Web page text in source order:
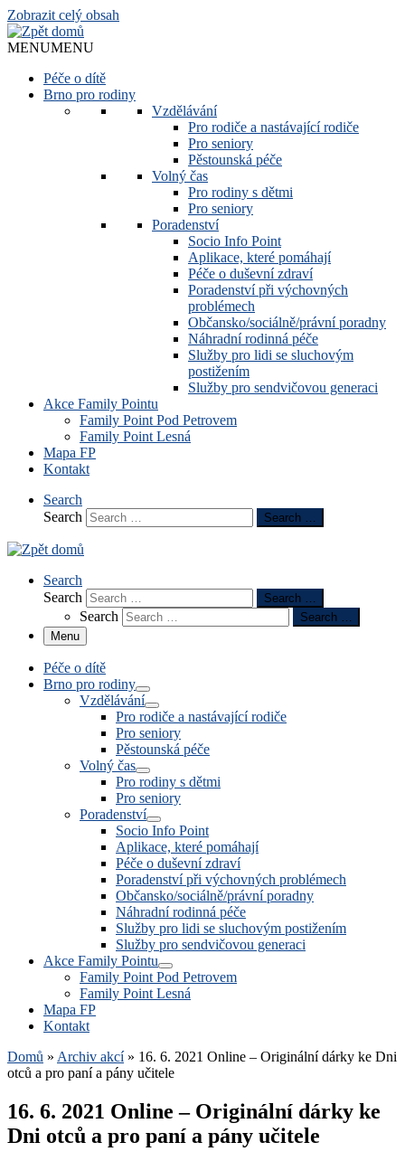
Zobrazit celý obsah
MENUMENU
Péče o dítě
Brno pro rodiny
Vzdělávání
Pro rodiče a nastávající rodiče
Pro seniory
Pěstounská péče
Volný čas
Pro rodiny s dětmi
Pro seniory
Poradenství
Socio Info Point
Aplikace, které pomáhají
Péče o duševní zdraví
Poradenství při výchovných
problémech
Občansko/sociálně/právní poradny
Náhradní rodinná péče
Služby pro lidi se sluchovým
postižením
Služby pro sendvičovou generaci
Akce Family Pointu
Family Point Pod Petrovem
Family Point Lesná
Mapa FP
Kontakt
Search
Search
Search …
Search
Search
Search …
Search
Search …
Menu
Péče o dítě
Brno pro rodiny
Vzdělávání
Pro rodiče a nastávající rodiče
Pro seniory
Pěstounská péče
Volný čas
Pro rodiny s dětmi
Pro seniory
Poradenství
Socio Info Point
Aplikace, které pomáhají
Péče o duševní zdraví
Poradenství při výchovných problémech
Občansko/sociálně/právní poradny
Náhradní rodinná péče
Služby pro lidi se sluchovým postižením
Služby pro sendvičovou generaci
Akce Family Pointu
Family Point Pod Petrovem
Family Point Lesná
Mapa FP
Kontakt
Domů » Archiv akcí » 16. 6. 2021 Online – Originální dárky ke Dni
otců a pro paní a pány učitele
16. 6. 2021 Online – Originální dárky ke
Dni otců a pro paní a pány učitele